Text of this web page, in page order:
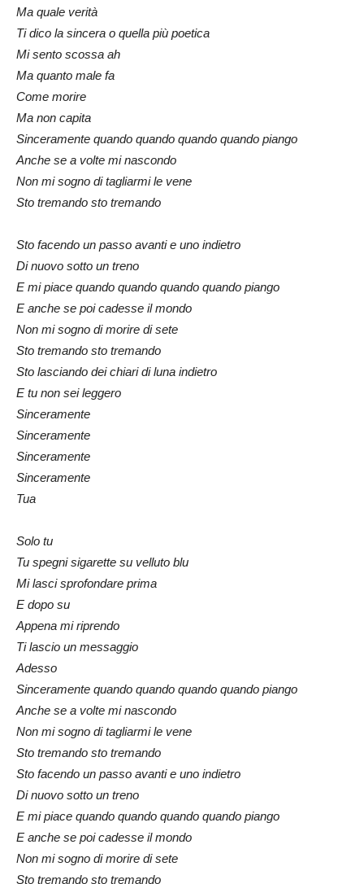
Ma quale verità
Ti dico la sincera o quella più poetica
Mi sento scossa ah
Ma quanto male fa
Come morire
Ma non capita
Sinceramente quando quando quando quando piango
Anche se a volte mi nascondo
Non mi sogno di tagliarmi le vene
Sto tremando sto tremando
Sto facendo un passo avanti e uno indietro
Di nuovo sotto un treno
E mi piace quando quando quando quando piango
E anche se poi cadesse il mondo
Non mi sogno di morire di sete
Sto tremando sto tremando
Sto lasciando dei chiari di luna indietro
E tu non sei leggero
Sinceramente
Sinceramente
Sinceramente
Sinceramente
Tua
Solo tu
Tu spegni sigarette su velluto blu
Mi lasci sprofondare prima
E dopo su
Appena mi riprendo
Ti lascio un messaggio
Adesso
Sinceramente quando quando quando quando piango
Anche se a volte mi nascondo
Non mi sogno di tagliarmi le vene
Sto tremando sto tremando
Sto facendo un passo avanti e uno indietro
Di nuovo sotto un treno
E mi piace quando quando quando quando piango
E anche se poi cadesse il mondo
Non mi sogno di morire di sete
Sto tremando sto tremando